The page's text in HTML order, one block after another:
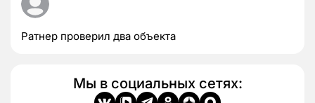
Ратнер проверил два объекта
Мы в социальных сетях: